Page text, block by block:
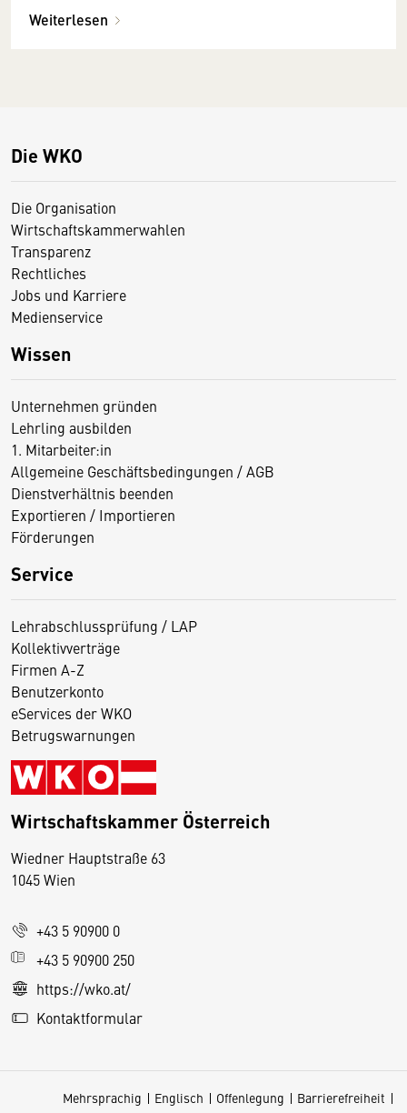
Weiterlesen
Die WKO
Die Organisation
Wirtschaftskammerwahlen
Transparenz
Rechtliches
Jobs und Karriere
Medienservice
Wissen
Unternehmen gründen
Lehrling ausbilden
1. Mitarbeiter:in
Allgemeine Geschäftsbedingungen / AGB
Dienstverhältnis beenden
Exportieren / Importieren
Förderungen
Service
Lehrabschlussprüfung / LAP
Kollektivverträge
Firmen A-Z
Benutzerkonto
eServices der WKO
Betrugswarnungen
Wirtschaftskammer Österreich
Wiedner Hauptstraße 63
1045 Wien
+43 5 90900 0
+43 5 90900 250
https://wko.at/
Kontaktformular
Mehrsprachig Englisch Offenlegung
Barrierefreiheit
D
s
e
S
e